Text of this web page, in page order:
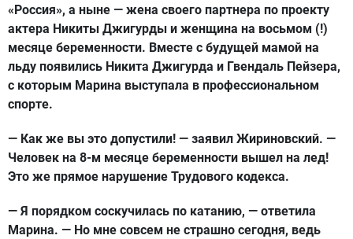
«Россия», а ныне — жена своего партнера по проекту
актера Никиты Джигурды и женщина на восьмом (!)
месяце беременности. Вместе с будущей мамой на
льду появились Никита Джигурда и Гвендаль Пейзера,
с которым Марина выступала в профессиональном
спорте.
— Как же вы это допустили! — заявил Жириновский. —
Человек на 8-м месяце беременности вышел на лед!
Это же прямое нарушение Трудового кодекса.
— Я порядком соскучилась по катанию, — ответила
Марина. — Но мне совсем не страшно сегодня, ведь